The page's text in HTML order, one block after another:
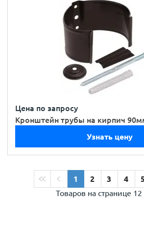
Цена по запросу
Кронштейн трубы на кирпич
Узнать цену
1 2 3 4
Товаров на странице 12